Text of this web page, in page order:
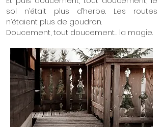
sol n’était plus d’herbe. Les routes
n’étaient plus de goudron.
Doucement, tout doucement… la magie.